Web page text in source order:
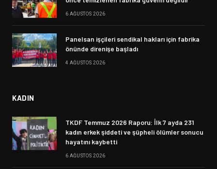
6 AĞUSTOS 2026
Panelsan işçileri sendikal hakları için fabrika
önünde direnişe başladı
4 AĞUSTOS 2026
KADIN
TKDF Temmuz 2026 Raporu: İlk 7 ayda 231
kadın erkek şiddeti ve şüpheli ölümler sonucu
hayatını kaybetti
6 AĞUSTOS 2026